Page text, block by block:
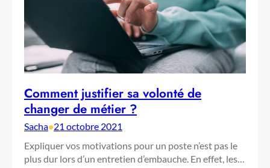
Comment justifier sa volonté de
changer de métier ?
Sacha•21 octobre 2021
Expliquer vos motivations pour un poste n’est pas le
plus dur lors d’un entretien d’embauche. En effet, les…